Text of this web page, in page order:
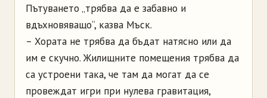
Пътуването „трябва да е забавно и
вдъхновяващо“, казва Мъск.
– Хората не трябва да бъдат натясно или да
им е скучно. Жилищните помещения трябва да
са устроени така, че там да могат да се
провеждат игри при нулева гравитация,